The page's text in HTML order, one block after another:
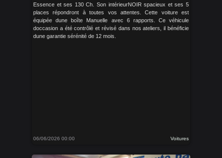
Essence et ses 130 Ch. Son intérieurNOIR spacieux et ses 5
places répondront à toutes vos attentes. Cette voiture est
équipée dune boîte Manuelle avec 6 rapports. Ce véhicule
doccasion a été contrôlé et révisé dans nos ateliers, il bénéficie
dune garantie sérénité de 12 mois.
06/06/2026 00:00 Voitures